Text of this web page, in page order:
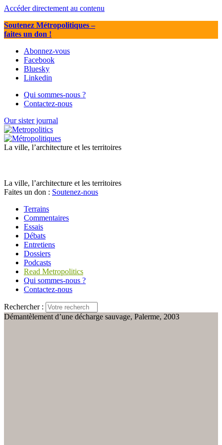
Accéder directement au contenu
Soutenez Métropolitiques–
faites un don !
Abonnez-vous
Facebook
Bluesky
Linkedin
Qui sommes-nous ?
Contactez-nous
Our sister journal
La ville, l’architecture et les territoires
La ville, l’architecture et les territoires
Faites un don : Soutenez-nous
Terrains
Commentaires
Essais
Débats
Entretiens
Dossiers
Podcasts
Read Metropolitics
Qui sommes-nous ?
Contactez-nous
Rechercher :
Démantèlement d’une décharge sauvage, Palerme, 2003